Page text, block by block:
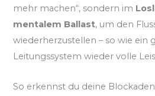
mehr machen“, sondern im
mentalem Ballast, um den
wiederherzustellen – so wie ein
Leitungssystem wieder volle
So erkennst du deine